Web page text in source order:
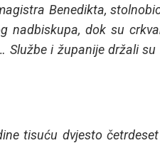
Benedikta,
nadbiskupa, dok su
Službe i županije držali
tisuću dvjesto